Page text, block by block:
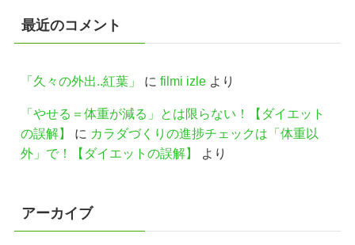
最近のコメント
「久々の外出..紅葉」 に filmi izleより
「やせる＝体重が減る」とは限らない！【ダイエット
の誤解】
に カラダづくりの進捗チェックは「体重以
外」で！【ダイエットの誤解】
より
アーカイブ